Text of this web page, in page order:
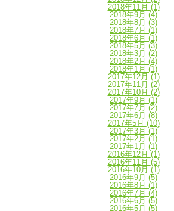
2018年11月 (1)
2018年9月 (4)
2018年8月 (3)
2018年7月 (1)
2018年6月 (1)
2018年5月 (3)
2018年3月 (2)
2018年2月 (4)
2018年1月 (1)
2017年12月 (1)
2017年11月 (2)
2017年10月 (2)
2017年9月 (1)
2017年7月 (2)
2017年6月 (8)
2017年5月 (10)
2017年3月 (1)
2017年2月 (1)
2017年1月 (1)
2016年12月 (1)
2016年11月 (5)
2016年10月 (1)
2016年9月 (5)
2016年8月 (1)
2016年7月 (4)
2016年6月 (5)
2016年5月 (5)